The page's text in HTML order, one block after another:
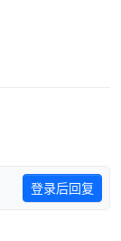
登录后回复